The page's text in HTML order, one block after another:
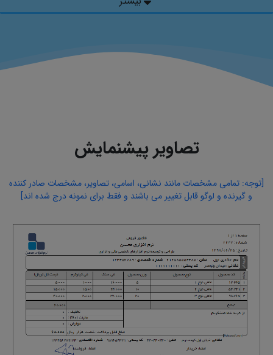
تصاویر پیشنمایش
[توجه: تمامی مشخصات مانند نشانی، اسامی، تصاویر، مشخصات صادر کننده
و گیرنده و لوگو قابل تغییر می باشند و فقط برای نمونه درج شده اند]